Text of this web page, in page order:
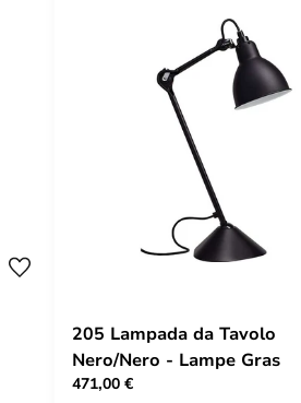
205 Lampada da Tavolo
Nero/Nero - Lampe Gras
471,00 €